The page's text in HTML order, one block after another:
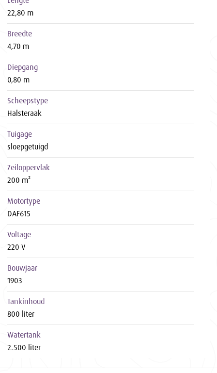
22,80 m
Breedte
4,70 m
Diepgang
0,80 m
Scheepstype
Halsteraak
Tuigage
sloepgetuigd
Zeiloppervlak
200 m²
Motortype
DAF615
Voltage
220 V
Bouwjaar
1903
Tankinhoud
800 liter
Watertank
2.500 liter